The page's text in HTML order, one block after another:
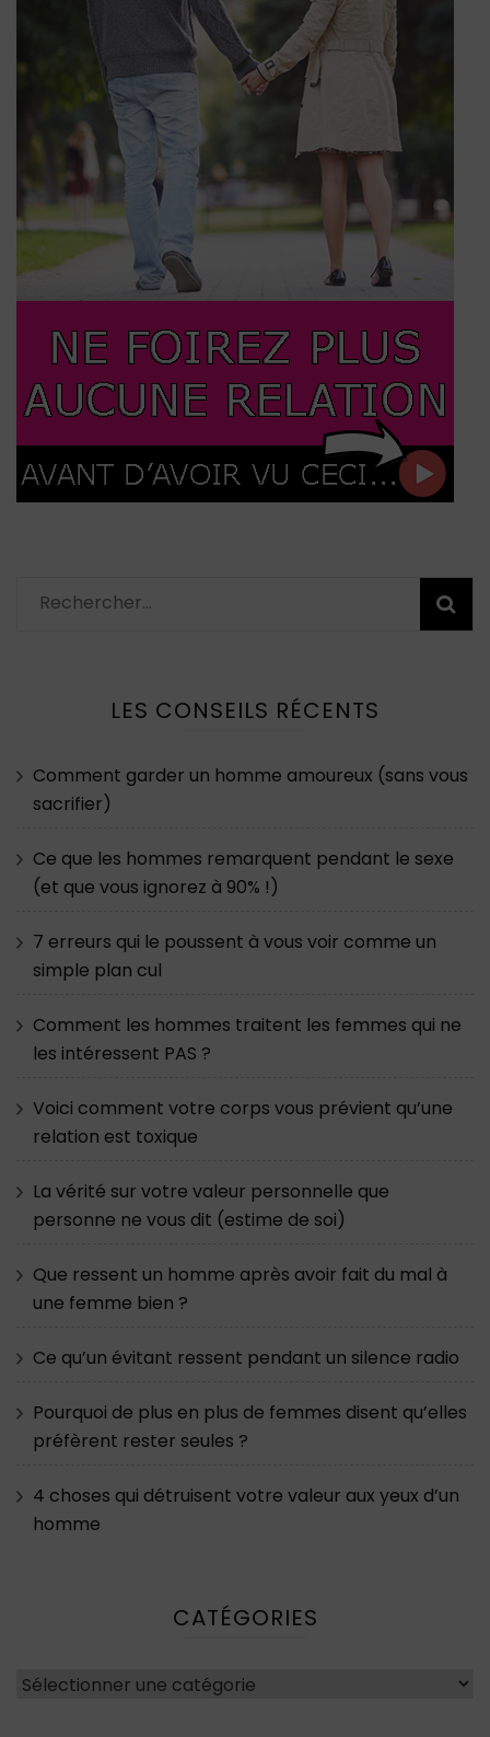
Rechercher :
LES CONSEILS RÉCENTS
Comment garder un homme amoureux (sans vous
sacrifier)
Ce que les hommes remarquent pendant le sexe
(et que vous ignorez à 90% !)
7 erreurs qui le poussent à vous voir comme un
simple plan cul
Comment les hommes traitent les femmes qui ne
les intéressent PAS ?
Voici comment votre corps vous prévient qu’une
relation est toxique
La vérité sur votre valeur personnelle que
personne ne vous dit (estime de soi)
Que ressent un homme après avoir fait du mal à
une femme bien ?
Ce qu’un évitant ressent pendant un silence radio
Pourquoi de plus en plus de femmes disent qu’elles
préfèrent rester seules ?
4 choses qui détruisent votre valeur aux yeux d’un
homme
CATÉGORIES
Catégories